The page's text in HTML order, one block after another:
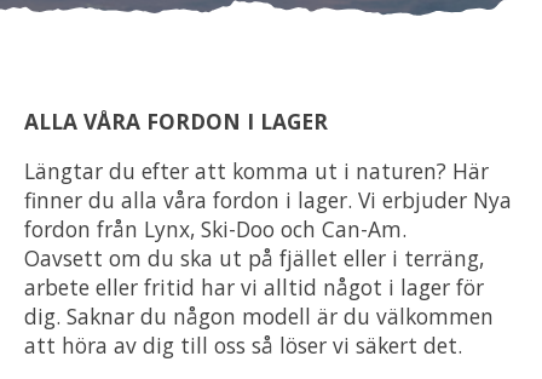
Om oss
ALLA VÅRA FORDON I LAGER
Längtar du efter att komma ut i naturen? Här
finner du alla våra fordon i lager. Vi erbjuder Nya
fordon från Lynx, Ski-Doo och Can-Am.
Oavsett om du ska ut på fjället eller i terräng,
arbete eller fritid har vi alltid något i lager för
dig. Saknar du någon modell är du välkommen
att höra av dig till oss så löser vi säkert det.